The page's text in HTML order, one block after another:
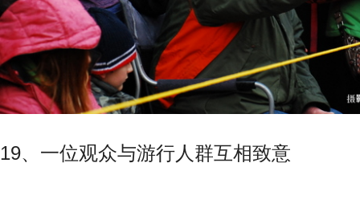
19、一位观众与游行人群互相致意